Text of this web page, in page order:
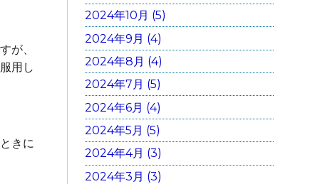
が、
用し
きに
2024年10月 (5)
2024年9月 (4)
2024年8月 (4)
2024年7月 (5)
2024年6月 (4)
2024年5月 (5)
2024年4月 (3)
2024年3月 (3)